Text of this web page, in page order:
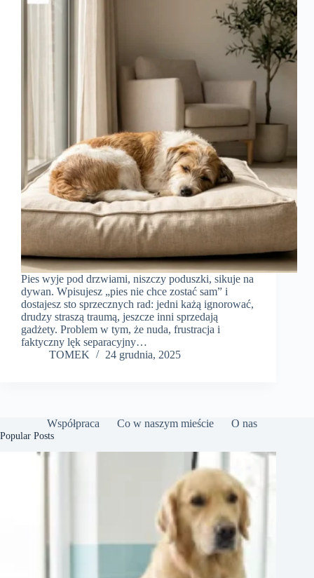
Pies wyje pod drzwiami, niszczy poduszki, sikuje na
dywan. Wpisujesz „pies nie chce zostać sam” i
dostajesz sto sprzecznych rad: jedni każą ignorować,
drudzy straszą traumą, jeszcze inni sprzedają
gadżety. Problem w tym, że nuda, frustracja i
faktyczny lęk separacyjny…
TOMEK
24 grudnia, 2025
Współpraca Co w naszym mieście O nas
Popular Posts